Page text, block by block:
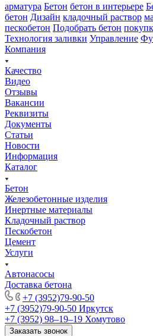
арматура Бетон бетон в интерьере
бетон Дизайн кладочный раствор
пескобетон Подобрать бетон
Технология заливки Управление
Компания
Качество
Видео
Отзывы
Вакансии
Реквизиты
Документы
Статьи
Новости
Информация
Каталог
Бетон
Железобетонные изделия
Инертные материалы
Кладочный раствор
Пескобетон
Цемент
Услуги
Автонасосы
Доставка бетона
+7 (3952)79-90-50
+7 (3952)79-90-50 Иркутск
+7 (3952) 98‒19‒19 Хомутово
Заказать звонок